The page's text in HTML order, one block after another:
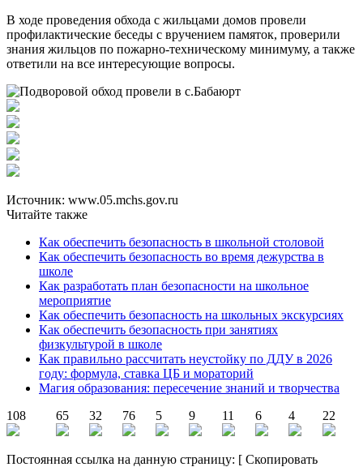
В ходе проведения обхода с жильцами домов провели
профилактические беседы с вручением памяток, проверили
знания жильцов по пожарно-техническому минимуму, а также
ответили на все интересующие вопросы.
Источник: www.05.mchs.gov.ru
Читайте также
Как обеспечить безопасность в школьной столовой
Как обеспечить безопасность во время дежурства в
школе
Как разработать план безопасности на школьное
мероприятие
Как обеспечить безопасность на школьных экскурсиях
Как обеспечить безопасность при занятиях
физкультурой в школе
Как правильно рассчитать неустойку по ДДУ в 2026
году: формула, ставка ЦБ и мораторий
Магия образования: пересечение знаний и творчества
108
65 32 76 5 9 11 6 4 22
Постоянная ссылка на данную страницу: [ Скопировать